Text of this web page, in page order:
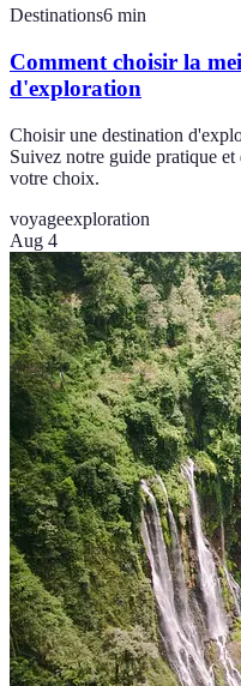
Destinations6 min
Comment choisir la
d'exploration
Choisir une destination
Suivez notre guide pratique et
votre choix.
voyageexploration
Aug 4